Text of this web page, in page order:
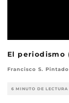
El periodismo
Francisco S. Pintado
6 MINUTO DE LECTURA